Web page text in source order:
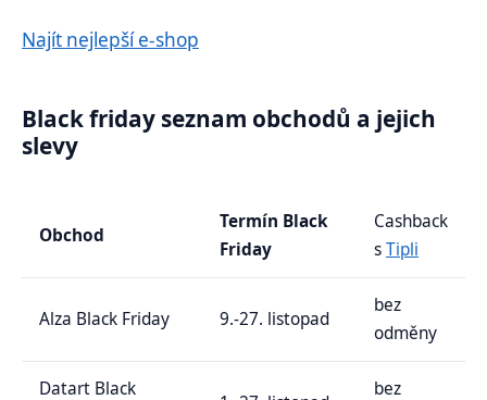
Najít nejlepší e-shop
Black friday seznam obchodů a jejich
slevy
Obchod
Termín Black
Friday
Cashback
sTipli
Alza Black Friday 9.-27. listopad
bez
odměny
Datart Black bez